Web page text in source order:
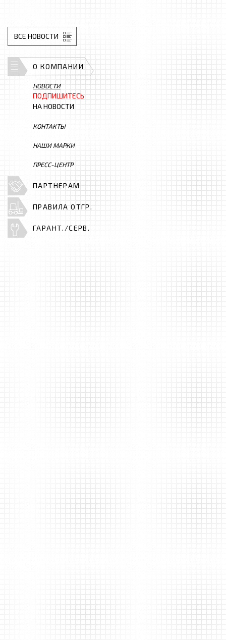
ВСЕ НОВОСТИ
О КОМПАНИИ
НОВОСТИ
ПОДПИШИТЕСЬ
НА НОВОСТИ
КОНТАКТЫ
НАШИ МАРКИ
ПРЕСС-ЦЕНТР
ПАРТНЕРАМ
ПРАВИЛА ОТГР.
ГАРАНТ./СЕРВ.